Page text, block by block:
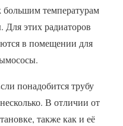
большим температурам
этих радиаторов
в помещении для
понадобится трубу
В отличии от
также как и её